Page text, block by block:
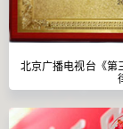
北京广播电视台《第